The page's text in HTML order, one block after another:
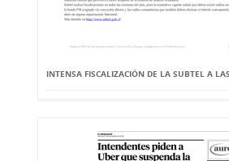
INTENSA FISCALIZACIÓN DE LA SUBTEL A